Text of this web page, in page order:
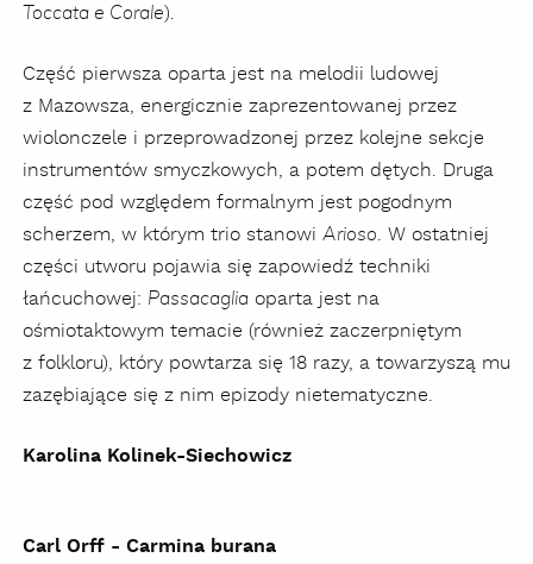
Toccata e Corale).
Część pierwsza oparta jest na melodii ludowej
z Mazowsza, energicznie zaprezentowanej przez
wiolonczele i przeprowadzonej przez kolejne sekcje
instrumentów smyczkowych, a potem dętych. Druga
część pod względem formalnym jest pogodnym
scherzem, w którym trio stanowi Arioso. W ostatniej
części utworu pojawia się zapowiedź techniki
łańcuchowej: Passacaglia oparta jest na
ośmiotaktowym temacie (również zaczerpniętym
z folkloru), który powtarza się 18 razy, a towarzyszą mu
zazębiające się z nim epizody nietematyczne.
Karolina Kolinek-Siechowicz
Carl Orff - Carmina burana